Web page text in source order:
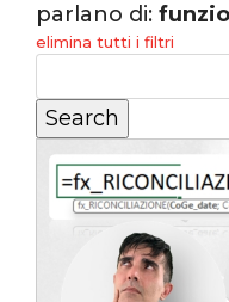
parlano di:
elimina tutti i filtri